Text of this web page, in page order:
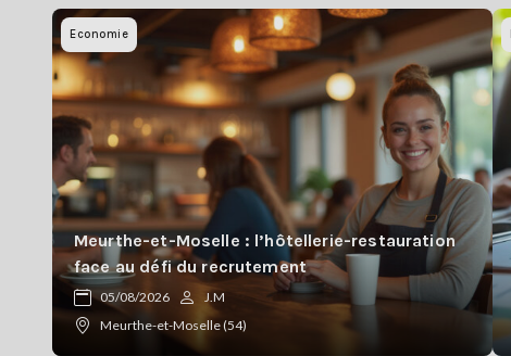
Economie
Meurthe-et-Moselle : l’hôtellerie-restauration
face au défi du recrutement
05/08/2026
J.M
Meurthe-et-Moselle (54)